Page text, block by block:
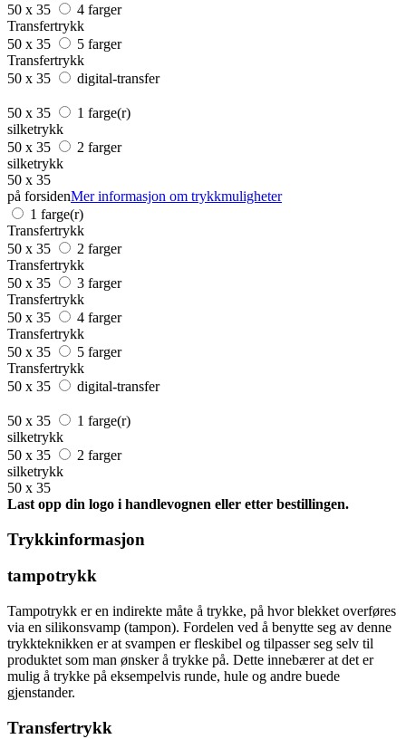
50 x 35
4 farger
Transfertrykk
50 x 35
5 farger
Transfertrykk
50 x 35
digital-transfer
50 x 35
1 farge(r)
silketrykk
50 x 35
2 farger
silketrykk
50 x 35
på forsidenMer informasjon om trykkmuligheter
1 farge(r)
Transfertrykk
50 x 35
2 farger
Transfertrykk
50 x 35
3 farger
Transfertrykk
50 x 35
4 farger
Transfertrykk
50 x 35
5 farger
Transfertrykk
50 x 35
digital-transfer
50 x 35
1 farge(r)
silketrykk
50 x 35
2 farger
silketrykk
50 x 35
Last opp din logo i handlevognen eller etter bestillingen.
Trykkinformasjon
tampotrykk
Tampotrykk er en indirekte måte å trykke, på hvor blekket overføres
via en silikonsvamp (tampon). Fordelen ved å benytte seg av denne
trykkteknikken er at svampen er fleskibel og tilpasser seg selv til
produktet som man ønsker å trykke på. Dette innebærer at det er
mulig å trykke på eksempelvis runde, hule og andre buede
gjenstander.
Transfertrykk